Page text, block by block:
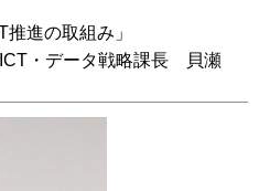
推進の取組み」
・データ戦略課長 貝瀬